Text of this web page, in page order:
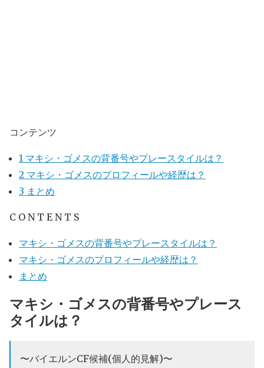
コンテンツ
1 マキシ・ゴメスの背番号やプレースタイルは？
2 マキシ・ゴメスのプロフィールや経歴は？
3 まとめ
C O N T E N T S
マキシ・ゴメスの背番号やプレースタイルは？
マキシ・ゴメスのプロフィールや経歴は？
まとめ
マキシ・ゴメスの背番号やプレース
タイルは？
〜バイエルンCF候補(個人的見解)〜